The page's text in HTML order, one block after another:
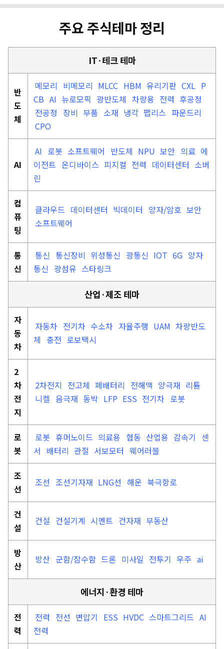
주요 주식테마 정리
IT·테크 테마
반
도
체
메모리 비메모리 MLCC HBM 유리기판 CXL P
CB AI 뉴로모픽 광반도체 차량용 전력 후공정
전공정 장비 부품 소재 냉각 팹리스 파운드리
CPO
AI
AI 로봇 소프트웨어 반도체 NPU 보안 의료 에
이전트 온디바이스 피지컬 전력 데이터센터 소버
린
컴
퓨
팅
클라우드 데이터센터 빅데이터 양자/암호 보안
소프트웨어
통
신
통신 통신장비 위성통신 광통신 IOT 6G 양자
통신 광섬유 스타링크
산업·제조 테마
자
동
차
자동차 전기차 수소차 자율주행 UAM 차량반도
체 충전 로보택시
2
차
전
지
2차전지 전고체 폐배터리 전해액 양극재 리튬
니켈 음극재 동박 LFP ESS 전기차 로봇
로
봇
로봇 휴머노이드 의료용 협동 산업용 감속기 센
서 배터리 관절 서보모터 웨어러블
조
선
조선 조선기자재 LNG선 해운 북극항로
건
설
건설 건설기계 시멘트 건자재 부동산
방
산
방산 군함/잠수함 드론 미사일 전투기 우주 ai
에너지·환경 테마
전
력
전력 전선 변압기 ESS HVDC 스마트그리드 AI
전력